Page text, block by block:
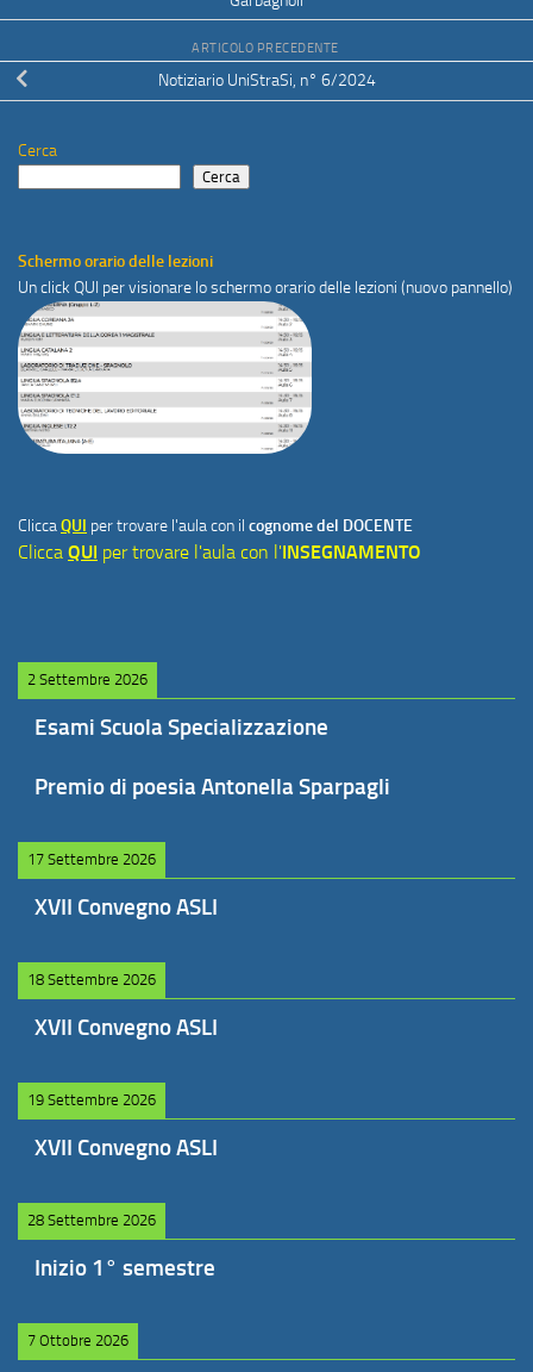
ARTICOLO PRECEDENTE
Notiziario UniStraSi, n° 6/2024
Cerca
Cerca
Schermo orario delle lezioni
Un click QUI per visionare lo schermo orario delle lezioni (nuovo pannello)
CliccaQUI per trovare l'aula con il cognome del DOCENTE
Clicca QUI per trovare l'aula con l'INSEGNAMENTO
2 Settembre 2026
Esami Scuola Specializzazione
Premio di poesia Antonella Sparpagli
17 Settembre 2026
XVII Convegno ASLI
18 Settembre 2026
XVII Convegno ASLI
19 Settembre 2026
XVII Convegno ASLI
28 Settembre 2026
Inizio 1° semestre
7 Ottobre 2026